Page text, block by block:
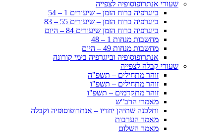
שעורי אנתרופוסופיה לצפייה
ביוגרפיה ברוח הזמן – שיעורים 1 – 54
ביוגרפיה ברוח הזמן – שיעורים 55 – 83
ביוגרפיה ברוח הזמן שיעורים 84 – היום
מחשבות מנחות 1 – 48
מחשבות מנחות 49 – היום
אנתרופוסופיה וביוגרפיה בימי קורונה
שעורי קבלה לצפייה
זוהר מתחילים – תשפ"ה
זוהר מתחילים – תשפ"ו
זוהר מתקדמים – תשפ"ו
מאמרי הרב"ש
ותלכנה שתיהן יחדיו – אנתרופוסופיה וקבלה
מאמר הערבות
מאמר השלום